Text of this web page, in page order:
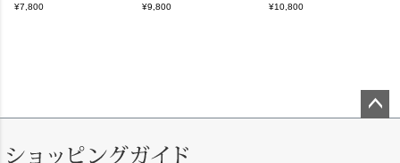
¥7,800 ¥9,800 ¥10,800